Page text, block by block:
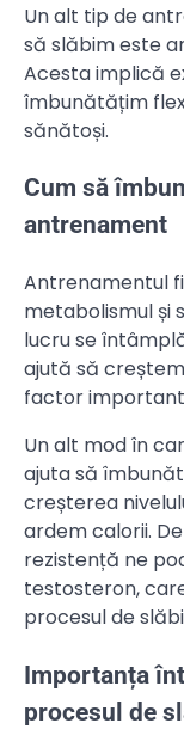
Un alt tip de
să slăbim este
Acesta implică
îmbunătățim
sănătoși.
Cum să
antrenament
Antrenamentul
metabolismul și
lucru se
ajută să
factor
Un alt mod în
ajuta să
creșterea
ardem calorii.
rezistență ne
testosteron,
procesul de
Importanța
procesul de